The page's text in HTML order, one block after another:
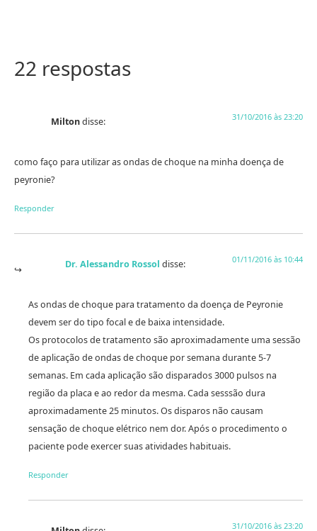
22 respostas
Miltondisse: 31/10/2016 às 23:20
como faço para utilizar as ondas de choque na minha doença de
peyronie?
Responder
Dr. Alessandro Rossol disse: 01/11/2016 às 10:44
As ondas de choque para tratamento da doença de Peyronie
devem ser do tipo focal e de baixa intensidade.
Os protocolos de tratamento são aproximadamente uma sessão
de aplicação de ondas de choque por semana durante 5-7
semanas. Em cada aplicação são disparados 3000 pulsos na
região da placa e ao redor da mesma. Cada sesssão dura
aproximadamente 25 minutos. Os disparos não causam
sensação de choque elétrico nem dor. Após o procedimento o
paciente pode exercer suas atividades habituais.
Responder
31/10/2016 às 23:20